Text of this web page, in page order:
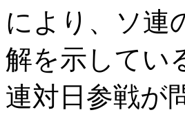
により、ソ連
解を示してい
連対日参戦が